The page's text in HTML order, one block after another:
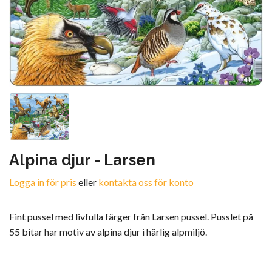
Alpina djur - Larsen
Logga in för pris eller kontakta oss för konto
Fint pussel med livfulla färger från Larsen pussel. Pusslet på
55 bitar har motiv av alpina djur i härlig alpmiljö.